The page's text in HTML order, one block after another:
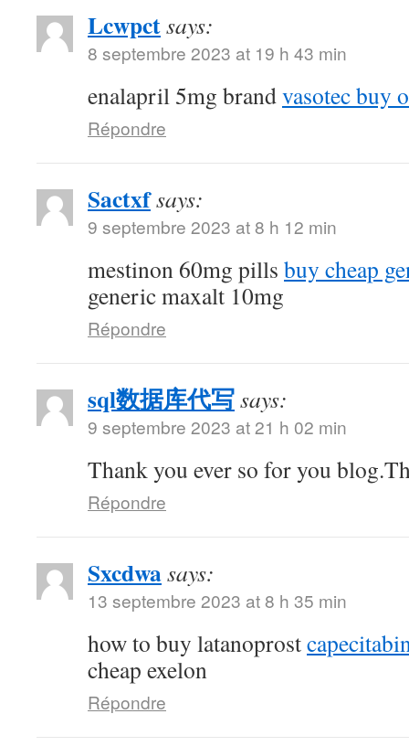
Lcwpctsays:
8 septembre 2023 at 19 h 43 min
enalapril 5mg brandvasotec buy
Répondre
Sactxfsays:
9 septembre 2023 at 8 h 12 min
mestinon 60mg pills buy cheap
generic maxalt 10mg
Répondre
sql数据库代写says:
9 septembre 2023 at 21 h 02 min
Thank you ever so for you
Répondre
Sxcdwasays:
13 septembre 2023 at 8 h 35 min
how to buy latanoprost
cheap exelon
Répondre